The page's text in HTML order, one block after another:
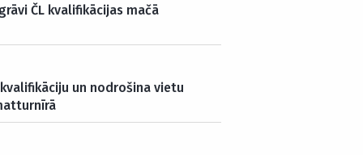
ČL kvalifikācijas mačā
un nodrošina vietu